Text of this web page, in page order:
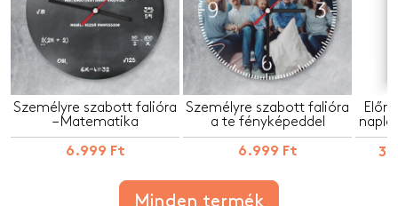
Személyre szabott falióra
– Matematika
6.999 Ft
Személyre szabott falióra
a te fényképeddel
6.999 Ft
napló
Minden termék